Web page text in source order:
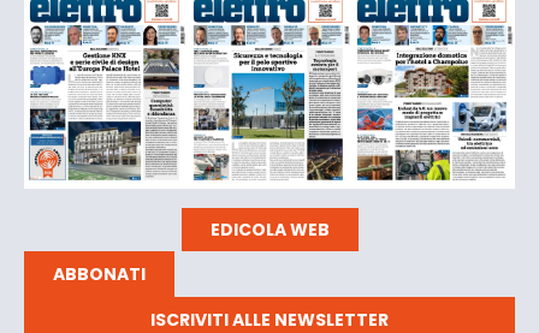
EDICOLA WEB
ABBONATI
ISCRIVITI ALLE NEWSLETTER